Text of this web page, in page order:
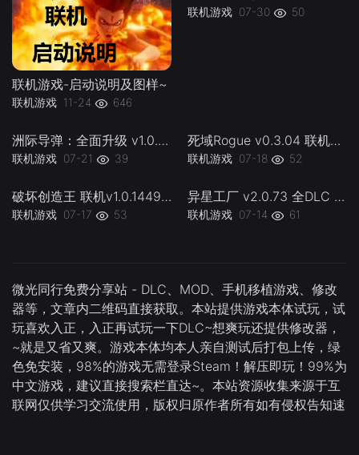
联机游戏-启动说明及图样~
联机游戏 11-24 646
洲际导弹：全面升级 v1.0.0 联机 ICBM lj -下载-游戏本体-绿色免安装-解压即玩~
联机游戏 07-21 39
死域Rogue v0.3.04 联机Deadzone Rogue lj -下载-游戏本体-绿色免安装-解压即玩~
联机游戏 07-18 52
破坏创造王 联机v1.0.144924 WreckreationL 官方中文 支持手柄 容量37.1G -下载-游戏本体-绿色免安装-解压即玩~
联机游戏 07-17 53
异星工厂 v2.0.73 全DLC 联机版 Factorio lj 容量5.08GB 官方简体中文 支持键盘.鼠标 -下载-游戏本体-绿色免安装-解压即玩~
联机游戏 07-14 61
微光同行免费分享站 - DLC、MOD、手机移植游戏、修改
器等，文章内二维码直接获取。本站提供游戏本体试玩，试
玩喜欢入正，入正再试玩一下DLC~想爽玩还提供修改器，
~就是又省又爽。游戏本体均本人亲自测试后打包上传，绿
色免安装，98%的游戏无需登录Steam！解压即玩！99%为
中文游戏，建议直接搜索栏直达~。本站资源收集来源于互
联网仅供学习交流使用，版权归原作者所有如有侵权告知速